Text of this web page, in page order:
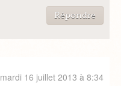
Répondre
mardi 16 juillet 2013 à 8:34